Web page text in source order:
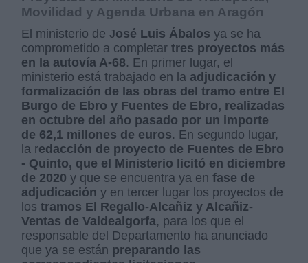
Movilidad y Agenda Urbana en Aragón
El ministerio de José Luis Ábalos ya se ha
comprometido a completartres proyectos más
en la autovía A-68. En primer lugar, el
ministerio está trabajado en la adjudicación y
formalización de las obras del tramo entre El
Burgo de Ebro y Fuentes de Ebro, realizadas
en octubre del año pasado por un importe
de 62,1 millones de euros. En segundo lugar,
la redacción de proyecto de Fuentes de Ebro
- Quinto, que el Ministerio licitó en diciembre
de 2020 y que se encuentra ya enfase de
adjudicación y en tercer lugar los proyectos de
lostramos El Regallo-Alcañiz y Alcañiz-
Ventas de Valdealgorfa, para los que el
responsable del Departamento ha anunciado
que ya se están preparando las